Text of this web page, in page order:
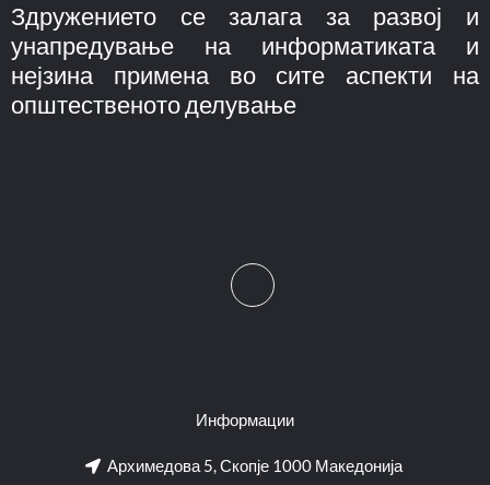
Здружението се залага за развој и
унапредување на информатиката и
нејзина примена во сите аспекти на
општественото делување
Информации
Архимедова 5, Скопје 1000 Македонија